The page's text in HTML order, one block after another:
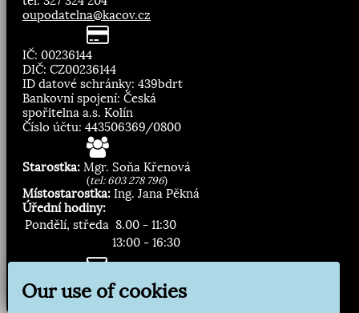
oupodatelna@kacov.cz
IČ: 00236144
DIČ: CZ00236144
ID datové schránky: 439bdrt
Bankovní spojení: Česká
spořitelna a.s. Kolín
Číslo účtu: 443506369/0800
Starostka: Mgr. Soňa Křenová
(tel: 603 278 796)
Místostarostka: Ing. Jana Pěkná
Úřední hodiny:
Pondělí, středa 8.00 - 11:30
13:00 - 16:30
Zasílání novinek:
Our use of cookies